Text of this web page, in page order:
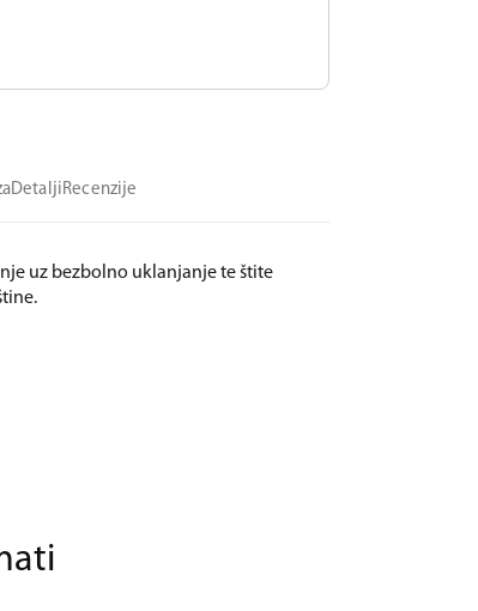
DetaljiRecenzije
uz bezbolno uklanjanje te štite